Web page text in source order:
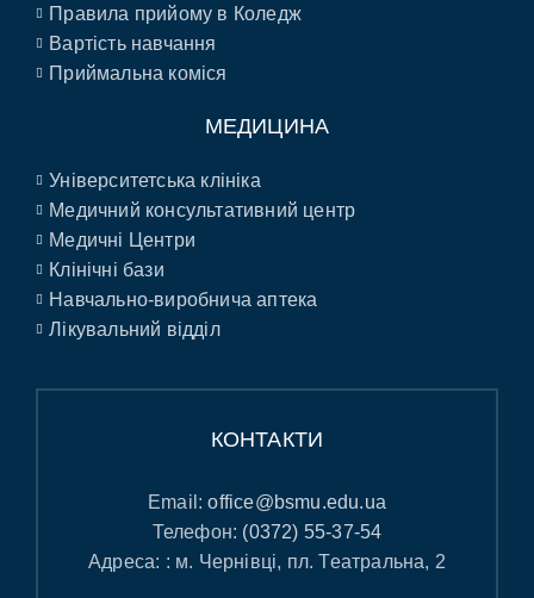
Правила прийому в Коледж
Вартість навчання
Приймальна коміся
МЕДИЦИНА
Університетська клініка
Медичний консультативний центр
Медичні Центри
Клінічні бази
Навчально-виробнича аптека
Лікувальний відділ
КОНТАКТИ
Email:office@bsmu.edu.ua
Телефон: (0372) 55-37-54
Адреса: : м. Чернівці, пл. Театральна, 2